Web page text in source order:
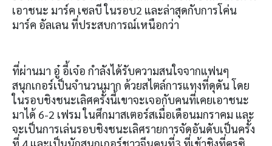
เอาชนะ มาร์ค เซลบี ในรอบ2 และล่าสุดกับการโค่น
มาร์ค อัลเลน ที่ประสบการณ์เหนือกว่า
ที่ผ่านมา อู๋ อี้เจ๋อ กำลังได้รับความสนใจจากแฟนๆ
สนุกเกอร์เป็นจำนวนมาก ด้วยสไตล์การแทงที่ดุดัน โดย
ในรอบชิงชนะเลิศครั้งนี้เขาจะเจอกับคนที่เคยเอาชนะ
มาได้ 6-2 เฟรม ในศึกมาสเตอร์สเมื่อเดือนมกราคม และ
จะเป็นการเล่นรอบชิงชนะเลิศรายการจัดอันดับเป็นครั้ง